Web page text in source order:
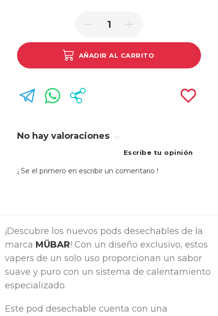
AÑADIR AL CARRITO
No hay valoraciones
Escribe tu opinión
¡ Se el primero en escribir un comentario !
¡Descubre los nuevos pods desechables de la
marca MÜBAR! Con un diseño exclusivo, estos
vapers de un solo uso proporcionan un sabor
suave y puro con un sistema de calentamiento
especializado.
Este pod desechable cuenta con una